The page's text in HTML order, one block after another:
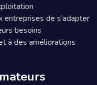
entreprises de s’adapter
besoins
à des améliorations